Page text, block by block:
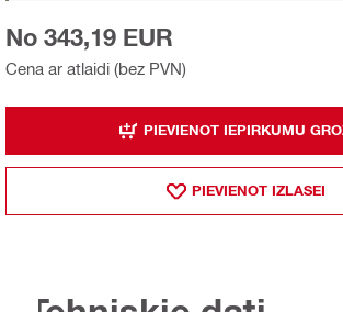
Cena ar atlaidi (bez PVN)
No 343,19 EUR
PIEVIENOT IEPIRKUMU
PIEVIENOT IZLASEI